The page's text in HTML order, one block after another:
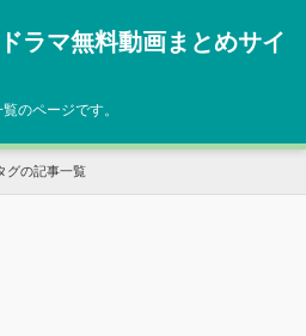
ラマ無料動画まとめサイ
のページです。
グの記事一覧